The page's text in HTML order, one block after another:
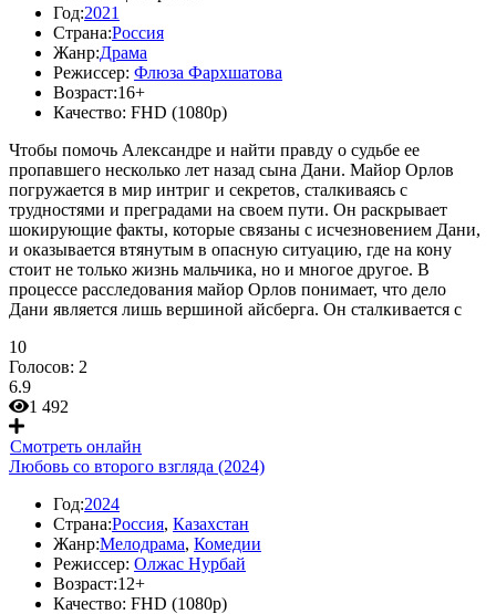
Год:2021
Страна:Россия
Жанр:Драма
Режиссер: Флюза Фархшатова
Возраст:16+
Качество: FHD (1080p)
Чтобы помочь Александре и найти правду о судьбе ее
пропавшего несколько лет назад сына Дани. Майор Орлов
погружается в мир интриг и секретов, сталкиваясь с
трудностями и преградами на своем пути. Он раскрывает
шокирующие факты, которые связаны с исчезновением Дани,
и оказывается втянутым в опасную ситуацию, где на кону
стоит не только жизнь мальчика, но и многое другое. В
процессе расследования майор Орлов понимает, что дело
Дани является лишь вершиной айсберга. Он сталкивается с
10
Голосов: 2
6.9
1 492
Смотреть онлайн
Любовь со второго взгляда (2024)
Год:2024
Страна:Россия, Казахстан
Жанр:Мелодрама, Комедии
Режиссер: Олжас Нурбай
Возраст:12+
Качество: FHD (1080p)